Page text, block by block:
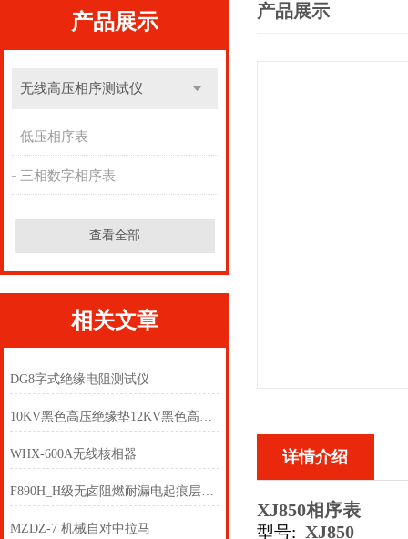
产品展示
无线高压相序测试仪
低压相序表
三相数字相序表
查看全部
相关文章
DG8字式绝缘电阻测试仪
10KV黑色高压绝缘垫12KV黑色高压绝缘垫
WHX-600A无线核相器
F890H_H级无卤阻燃耐漏电起痕层压板介绍
MZDZ-7 机械自对中拉马
产品展示
详情介绍
XJ850相序表
型号: XJ850